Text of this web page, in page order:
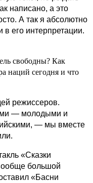
написано, а это
А так я абсолютно
его интерпретации.
свободны? Как
наций сегодня и что
режиссеров.
— молодыми и
— мы вместе
«Сказки
большой
«Басни